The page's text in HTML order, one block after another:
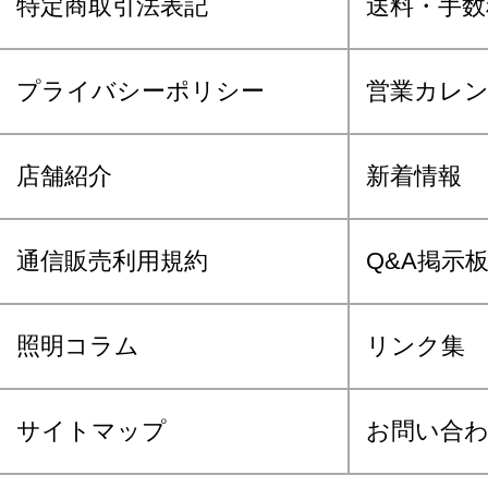
特定商取引法表記 送料・手
プライバシーポリシー 営業カレ
店舗紹介 新着情報
通信販売利用規約 Q&A掲示板
照明コラム リンク集
サイトマップ お問い合